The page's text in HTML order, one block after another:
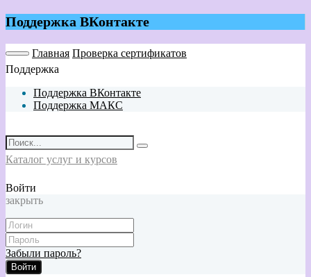
Поддержка ВКонтакте
Главная Проверка сертификатов
Поддержка
Поддержка ВКонтакте
Поддержка МАКС
Каталог услуг и курсов
Войти
закрыть
Забыли пароль?
Войти